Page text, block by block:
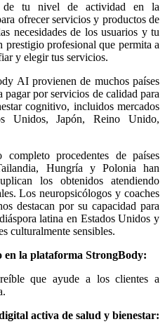
de tu nivel de actividad en la
ofrecer servicios y productos de
necesidades de los usuarios y tu
prestigio profesional que permita a
y elegir tus servicios.
AI provienen de muchos países
por servicios de calidad para
cognitivo, incluidos mercados
Unidos, Japón, Reino Unido,
procedentes de países
Hungría y Polonia han
los obtenidos atendiendo
Los neuropsicólogos y coaches
destacan por su capacidad para
latina en Estados Unidos y
culturalmente sensibles.
en la plataforma StrongBody:
que ayude a los clientes a
activa de salud y bienestar: